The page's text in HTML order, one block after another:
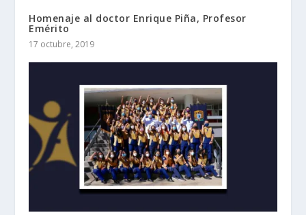
Homenaje al doctor Enrique Piña, Profesor
Emérito
17 octubre, 2019